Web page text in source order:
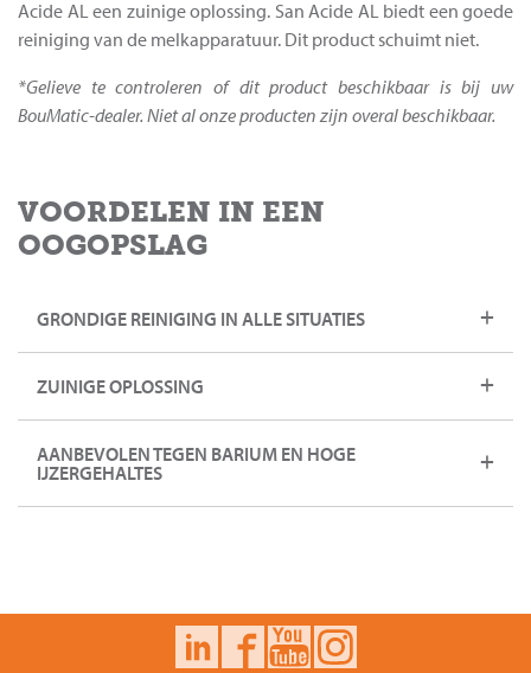
Acide AL een zuinige oplossing. San Acide AL biedt een goede
reiniging van de melkapparatuur. Dit product schuimt niet.
*Gelieve te controleren of dit product beschikbaar is bij uw
BouMatic-dealer. Niet al onze producten zijn overal beschikbaar.
VOORDELEN IN EEN
OOGOPSLAG
GRONDIGE REINIGING IN ALLE SITUATIES
ZUINIGE OPLOSSING
AANBEVOLEN TEGEN BARIUM EN HOGE
IJZERGEHALTES